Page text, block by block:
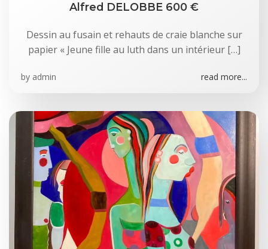
Alfred DELOBBE 600 €
Dessin au fusain et rehauts de craie blanche sur
papier « Jeune fille au luth dans un intérieur […]
by admin read more...